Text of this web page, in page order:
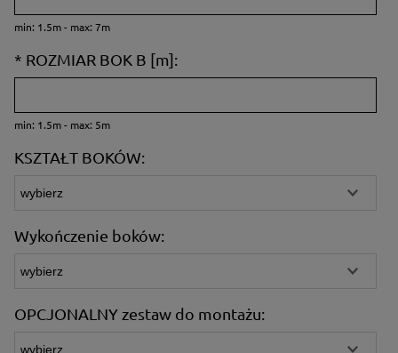
min: 1.5m - max: 7m
* ROZMIAR BOK B [m]:
min: 1.5m - max: 5m
KSZTAŁT BOKÓW:
Wykończenie boków:
OPCJONALNY zestaw do montażu: